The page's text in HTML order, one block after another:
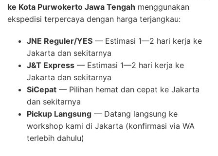
ke Kota Purwokerto Jawa Tengah menggunakan
ekspedisi terpercaya dengan harga terjangkau:
JNE Reguler/YES — Estimasi 1—2 hari kerja ke
Jakarta dan sekitarnya
J&T Express — Estimasi 1—2 hari kerja ke
Jakarta dan sekitarnya
SiCepat — Pilihan hemat dan cepat ke Jakarta
dan sekitarnya
Pickup Langsung — Datang langsung ke
workshop kami di Jakarta (konfirmasi via WA
terlebih dahulu)